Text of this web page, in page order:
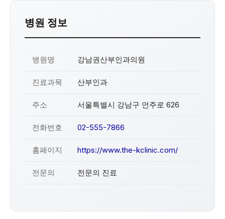
병원 정보
병원명 강남권산부인과의원
진료과목 산부인과
주소 서울특별시 강남구 언주로 626
전화번호 02-555-7866
홈페이지 https://www.the-kclinic.com/
전문의 전문의 진료